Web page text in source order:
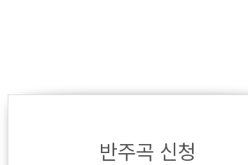
반주곡 신청